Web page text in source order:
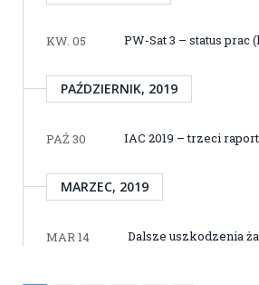
KW. 05 PW-Sat 3 – status prac
PAŹDZIERNIK, 2019
PAŹ 30 IAC 2019 – trzeci raport
MARZEC, 2019
MAR 14 Dalsze uszkodzenia